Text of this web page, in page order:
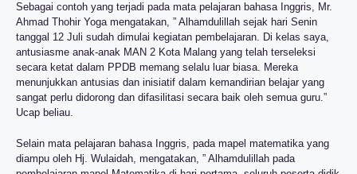
Sebagai contoh yang terjadi pada mata pelajaran bahasa Inggris, Mr.
Ahmad Thohir Yoga mengatakan, ” Alhamdulillah sejak hari Senin
tanggal 12 Juli sudah dimulai kegiatan pembelajaran. Di kelas saya,
antusiasme anak-anak MAN 2 Kota Malang yang telah terseleksi
secara ketat dalam PPDB memang selalu luar biasa. Mereka
menunjukkan antusias dan inisiatif dalam kemandirian belajar yang
sangat perlu didorong dan difasilitasi secara baik oleh semua guru.”
Ucap beliau.
Selain mata pelajaran bahasa Inggris, pada mapel matematika yang
diampu oleh Hj. Wulaidah, mengatakan, ” Alhamdulillah pada